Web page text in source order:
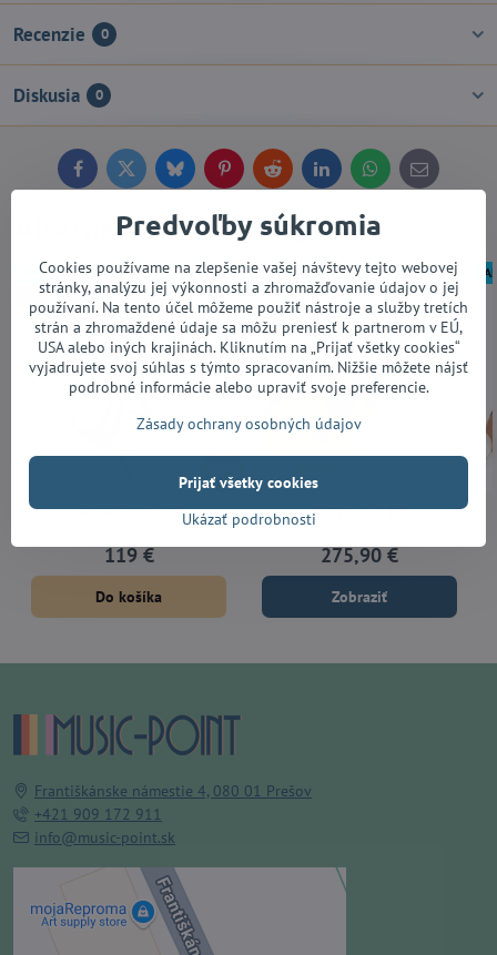
Recenzie 0
Diskusia 0
FacebookTwitterBlueskyPinterestReddit LinkedInWhatsApp
E-
mail
Alternatívne produkty
14%
AKCIA
Bestseller
Athletic nGS-1
119 €
Do košíka
Cort CEC3 NS
275,90 €
Zobraziť
Františkánske námestie 4, 080 01 Prešov
+421 909 172 911
info@music-point.sk
Externý obsah je blokovaný
Predvoľby súkromia
Cookies používame na zlepšenie vašej návštevy tejto webovej
stránky, analýzu jej výkonnosti a zhromažďovanie údajov o jej
používaní. Na tento účel môžeme použiť nástroje a služby tretích
strán a zhromaždené údaje sa môžu preniesť k partnerom v EÚ,
USA alebo iných krajinách. Kliknutím na „Prijať všetky cookies“
vyjadrujete svoj súhlas s týmto spracovaním. Nižšie môžete nájsť
podrobné informácie alebo upraviť svoje preferencie.
Zásady ochrany osobných údajov
Ukázať podrobnosti
Prijať všetky cookies